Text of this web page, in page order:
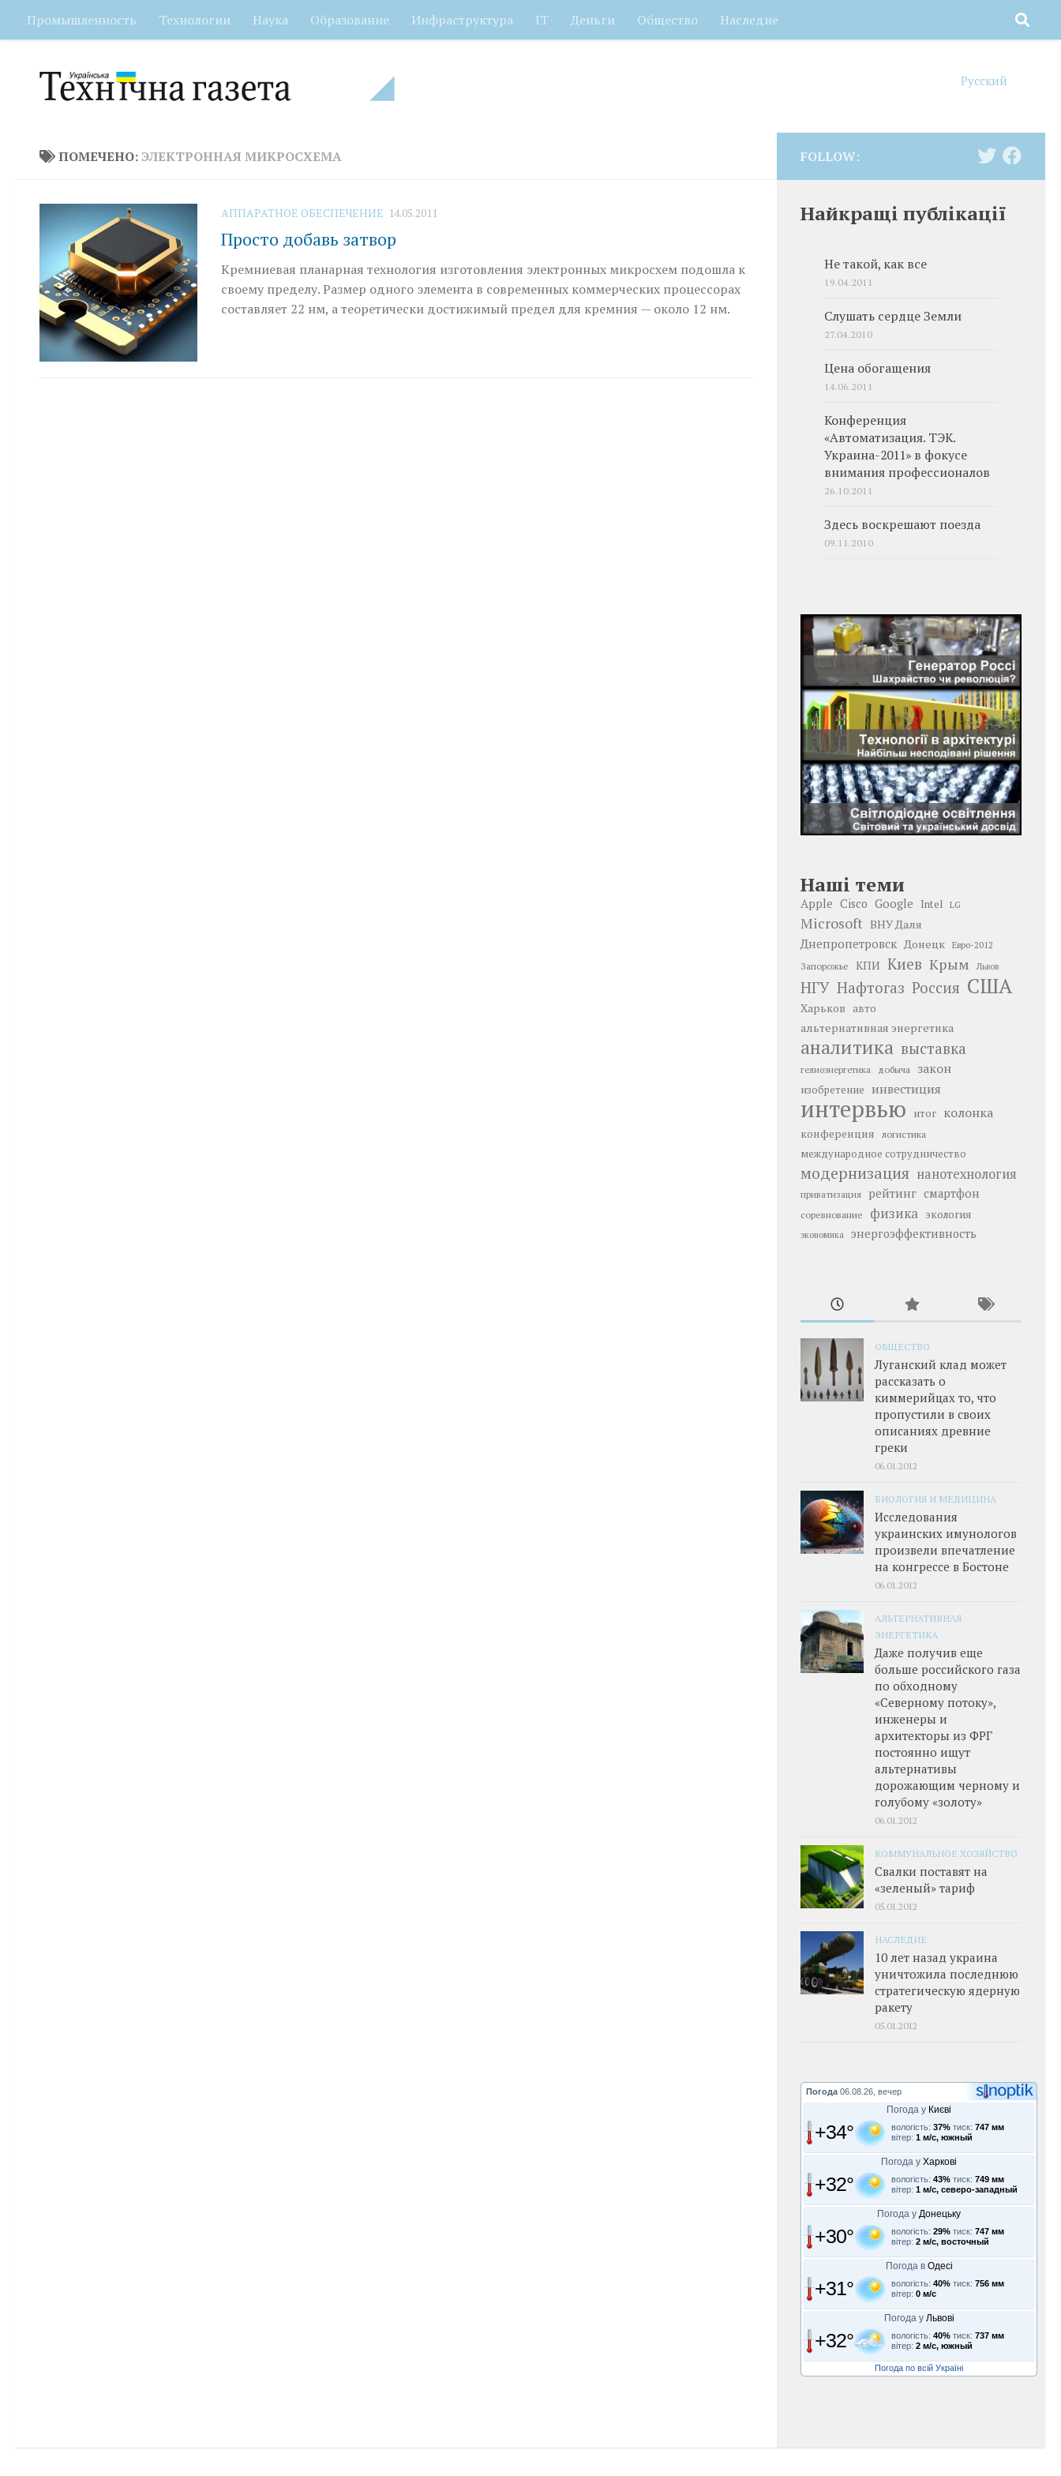
Перейти к содержимому
Промышленность Технологии Наука Образование Инфраструктура IT Деньги Общество Наследие
Русский
ПОМЕЧЕНО: ЭЛЕКТРОННАЯ МИКРОСХЕМА
АППАРАТНОЕ ОБЕСПЕЧЕНИЕ 14.05.2011
Просто добавь затвор
Кремниевая планарная технология изготовления электронных микросхем подошла к
своему пределу. Размер одного элемента в современных коммерческих процессорах
составляет 22 нм, а теоретически достижимый предел для кремния — около 12 нм.
FOLLOW:
Найкращі публікації
Не такой, как все
19.04.2011
Слушать сердце Земли
27.04.2010
Цена обогащения
14.06.2011
Конференция
«Автоматизация. ТЭК.
Украина-2011» в фокусе
внимания профессионалов
26.10.2011
Здесь воскрешают поезда
09.11.2010
Наші теми
Apple Cisco Google Intel LG
Microsoft ВНУ Даля
Днепропетровск Донецк Евро-2012
Запорожье КПИ Киев Крым Львов
НГУ Нафтогаз Россия США
Харьков авто
альтернативная энергетика
аналитика выставка
гелиоэнергетика добыча закон
изобретение инвестиция
интервью итог колонка
конференция логистика
международное сотрудничество
модернизация нанотехнология
приватизация рейтинг смартфон
соревнование физика экология
экономика энергоэффективность
ОБЩЕСТВО
Луганский клад может
рассказать о
киммерийцах то, что
пропустили в своих
описаниях древние
греки
06.01.2012
БИОЛОГИЯ И МЕДИЦИНА
Исследования
украинских имунологов
произвели впечатление
на конгрессе в Бостоне
06.01.2012
АЛЬТЕРНАТИВНАЯ
ЭНЕРГЕТИКА
Даже получив еще
больше российского газа
по обходному
«Северному потоку»,
инженеры и
архитекторы из ФРГ
постоянно ищут
альтернативы
дорожающим черному и
голубому «золоту»
06.01.2012
КОММУНАЛЬНОЕ ХОЗЯЙСТВО
Свалки поставят на
«зеленый» тариф
05.01.2012
НАСЛЕДИЕ
10 лет назад украина
уничтожила последнюю
стратегическую ядерную
ракету
05.01.2012
Погода 06.08.26, вечер
Погода у Києві
+34° вологість: 37% тиск: 747 мм
вітер: 1 м/с, южный
Погода у Харкові
+32° вологість: 43% тиск: 749 мм
вітер: 1 м/с, северо-западный
Погода у Донецьку
+30° вологість: 29% тиск: 747 мм
вітер: 2 м/с, восточный
Погода в Одесі
+31° вологість: 40% тиск: 756 мм
вітер: 0 м/с
Погода у Львові
+32° вологість: 40% тиск: 737 мм
вітер: 2 м/с, южный
Погода по всій Україні